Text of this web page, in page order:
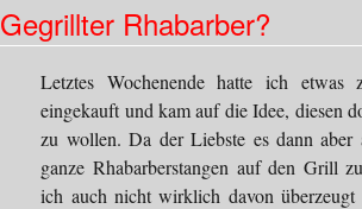
Hühnerfrikassee
mit
Champignons
Gegrillter Rhabarber?
Letztes Wochenende hatte ich etwas
eingekauft und kam auf die Idee, diesen
zu wollen. Da der Liebste es dann aber
ganze Rhabarberstangen auf den Grill
ich auch nicht wirklich davon